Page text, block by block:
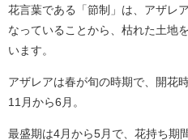
花言葉である「節制」は、アザレ
なっていることから、枯れた土地
います。
アザレアは春が旬の時期で、開花
11月から6月。
最盛期は4月から5月で、花持ち期